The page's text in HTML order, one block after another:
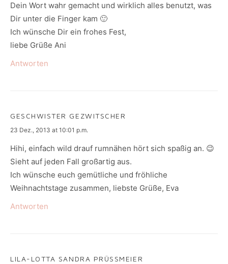
Dein Wort wahr gemacht und wirklich alles benutzt, was
Dir unter die Finger kam 🙂
Ich wünsche Dir ein frohes Fest,
liebe Grüße Ani
Antworten
GESCHWISTER GEZWITSCHER
says:
23 Dez., 2013 at 10:01 p.m.
Hihi, einfach wild drauf rumnähen hört sich spaßig an. 😉
Sieht auf jeden Fall großartig aus.
Ich wünsche euch gemütliche und fröhliche
Weihnachtstage zusammen, liebste Grüße, Eva
Antworten
LILA-LOTTA SANDRA PRÜSSMEIER